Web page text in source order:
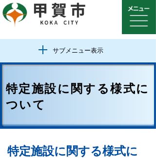
サブメニュー表示
特定施設に関する様式に
ついて
特定施設に関する様式に